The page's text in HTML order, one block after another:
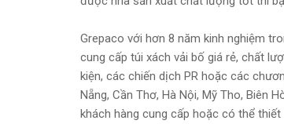
Grepaco với hơn 8 năm kinh nghiệm
cung cấp túi xách vải bố giá rẻ, chất
kiện, các chiến dịch PR hoặc các
Nẵng, Cần Thơ, Hà Nội, Mỹ Tho, Biên
khách hàng cung cấp hoặc có thể